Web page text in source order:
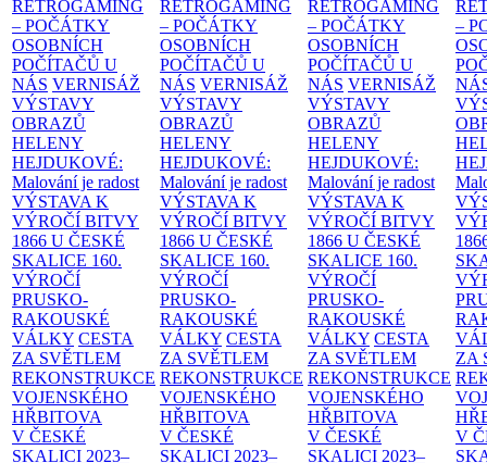
RETROGAMING
– POČÁTKY
OSOBNÍCH
POČÍTAČŮ U
NÁS VERNISÁŽ
VÝSTAVY
OBRAZŮ
HELENY
HEJDUKOVÉ:
Malování je radost
VÝSTAVA K
VÝROČÍ BITVY
1866 U ČESKÉ
SKALICE 160.
VÝROČÍ
PRUSKO-
RAKOUSKÉ
VÁLKY CESTA
ZA SVĚTLEM
REKONSTRUKCE
VOJENSKÉHO
HŘBITOVA
V ČESKÉ
SKALICI 2023–
RETROGAMING
– POČÁTKY
OSOBNÍCH
POČÍTAČŮ U
NÁS VERNISÁŽ
VÝSTAVY
OBRAZŮ
HELENY
HEJDUKOVÉ:
Malování je radost
VÝSTAVA K
VÝROČÍ BITVY
1866 U ČESKÉ
SKALICE 160.
VÝROČÍ
PRUSKO-
RAKOUSKÉ
VÁLKY CESTA
ZA SVĚTLEM
REKONSTRUKCE
VOJENSKÉHO
HŘBITOVA
V ČESKÉ
SKALICI 2023–
RETROGAMING
– POČÁTKY
OSOBNÍCH
POČÍTAČŮ U
NÁS VERNISÁŽ
VÝSTAVY
OBRAZŮ
HELENY
HEJDUKOVÉ:
Malování je radost
VÝSTAVA K
VÝROČÍ BITVY
1866 U ČESKÉ
SKALICE 160.
VÝROČÍ
PRUSKO-
RAKOUSKÉ
VÁLKY CESTA
ZA SVĚTLEM
REKONSTRUKCE
VOJENSKÉHO
HŘBITOVA
V ČESKÉ
SKALICI 2023–
–
ZA
V